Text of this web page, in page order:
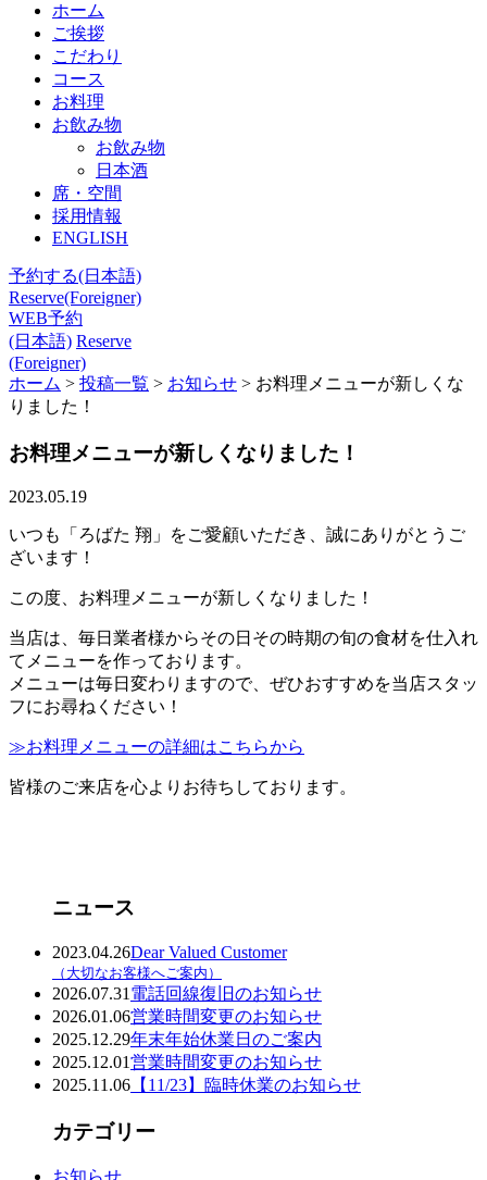
ホーム
ご挨拶
こだわり
コース
お料理
お飲み物
お飲み物
日本酒
席・空間
採用情報
ENGLISH
予約する(日本語)
Reserve(Foreigner)
WEB予約
(日本語) Reserve
(Foreigner)
ホーム > 投稿一覧 > お知らせ > お料理メニューが新しくな
りました！
お料理メニューが新しくなりました！
2023.05.19
いつも「ろばた 翔」をご愛顧いただき、誠にありがとうご
ざいます！
この度、お料理メニューが新しくなりました！
当店は、毎日業者様からその日その時期の旬の食材を仕入れ
てメニューを作っております。
メニューは毎日変わりますので、ぜひおすすめを当店スタッ
フにお尋ねください！
≫お料理メニューの詳細はこちらから
皆様のご来店を心よりお待ちしております。
ニュース
2023.04.26Dear Valued Customer
（大切なお客様へご案内）
2026.07.31 電話回線復旧のお知らせ
2026.01.06営業時間変更のお知らせ
2025.12.29年末年始休業日のご案内
2025.12.01営業時間変更のお知らせ
2025.11.06 【11/23】臨時休業のお知らせ
カテゴリー